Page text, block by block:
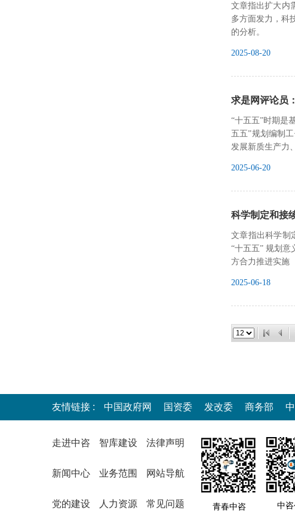
文章指出扩大内
多方面发力，科
的分析。
2025-08-20
求是网评论员
‍“十五五”时期是
五五”规划编制
发展新质生产力
2025-06-20
科学制定和接
文章指出科学制
“十五五” 规划
方合力推进实施
2025-06-18